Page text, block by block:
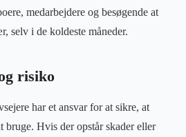
medarbejdere og besøgende at
selv i de koldeste måneder.
risiko
har et ansvar for at sikre, at
bruge. Hvis der opstår skader eller